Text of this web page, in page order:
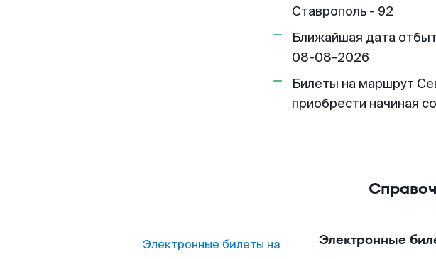
Ставрополь - 92
Ближайшая дата
08-08-2026
Билеты на маршрут
приобрести начиная
Электронные билеты на
Электронные